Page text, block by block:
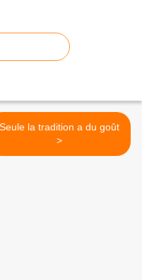
Seule la tradition a du goût
>